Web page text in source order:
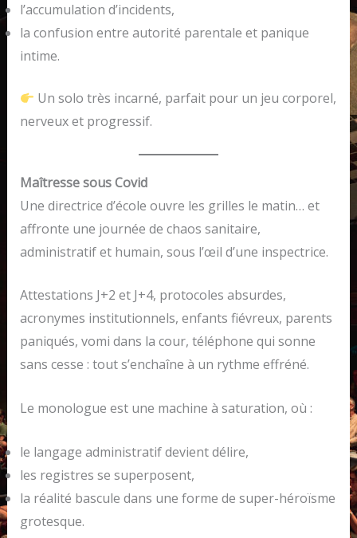
l’accumulation d’incidents,
la confusion entre autorité parentale et panique
intime.
Un solo très incarné, parfait pour un jeu corporel,
nerveux et progressif.
Maîtresse sous Covid
Une directrice d’école ouvre les grilles le matin… et
affronte une journée de chaos sanitaire,
administratif et humain, sous l’œil d’une inspectrice.
Attestations J+2 et J+4, protocoles absurdes,
acronymes institutionnels, enfants fiévreux, parents
paniqués, vomi dans la cour, téléphone qui sonne
sans cesse : tout s’enchaîne à un rythme effréné.
Le monologue est une machine à saturation, où :
le langage administratif devient délire,
les registres se superposent,
la réalité bascule dans une forme de super-héroïsme
grotesque.